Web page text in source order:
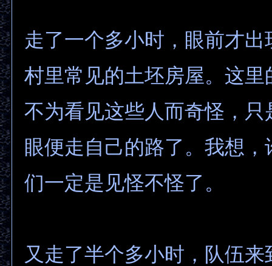
走了一个多小时，眼前才出
村里常见的土坯房屋。这里
不为看见这些人而奇怪，只
眼便走自己的路了。我想
们一定是见怪不怪了。
又走了半个多小时，队伍